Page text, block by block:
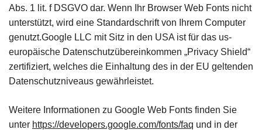
Abs. 1 lit. f DSGVO dar. Wenn Ihr Browser Web Fonts nicht
unterstützt, wird eine Standardschrift von Ihrem Computer
genutzt.Google LLC mit Sitz in den USA ist für das us-
europäische Datenschutzübereinkommen „Privacy Shield“
zertifiziert, welches die Einhaltung des in der EU geltenden
Datenschutzniveaus gewährleistet.
Weitere Informationen zu Google Web Fonts finden Sie
unter https://developers.google.com/fonts/faq und in der